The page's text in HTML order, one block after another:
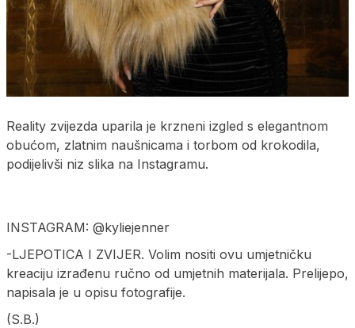
Reality zvijezda uparila je krzneni izgled s elegantnom
obućom, zlatnim naušnicama i torbom od krokodila,
podijelivši niz slika na Instagramu.
INSTAGRAM: @kyliejenner
-LJEPOTICA I ZVIJER. Volim nositi ovu umjetničku
kreaciju izrađenu ručno od umjetnih materijala. Prelijepo,
napisala je u opisu fotografije.
(S.B.)